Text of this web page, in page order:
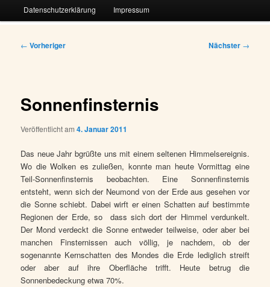
Datenschutzerklärung Impressum
Beitragsnavigation
← Vorheriger Nächster →
Sonnenfinsternis
Veröffentlicht am4. Januar 2011
Das neue Jahr bgrüßte uns mit einem seltenen Himmelsereignis.
Wo die Wolken eszuließen, konnte man heute Vormittag eine
Teil-Sonnenfinsternis beobachten. Eine Sonnenfinsternis
entsteht, wenn sich der Neumond von der Erde aus gesehen vor
die Sonne schiebt. Dabei wirft er einen Schatten auf bestimmte
Regionen der Erde, so dass sich dort der Himmel verdunkelt.
Der Mond verdeckt die Sonne entweder teilweise, oder aber bei
manchen Finsternissen auch völlig, je nachdem, ob der
sogenannte Kernschatten des Mondes die Erde lediglich streift
oder aber auf ihre Oberfläche trifft. Heute betrug die
Sonnenbedeckung etwa 70%.